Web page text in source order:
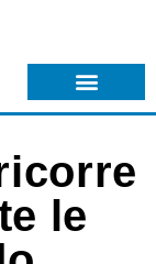
le